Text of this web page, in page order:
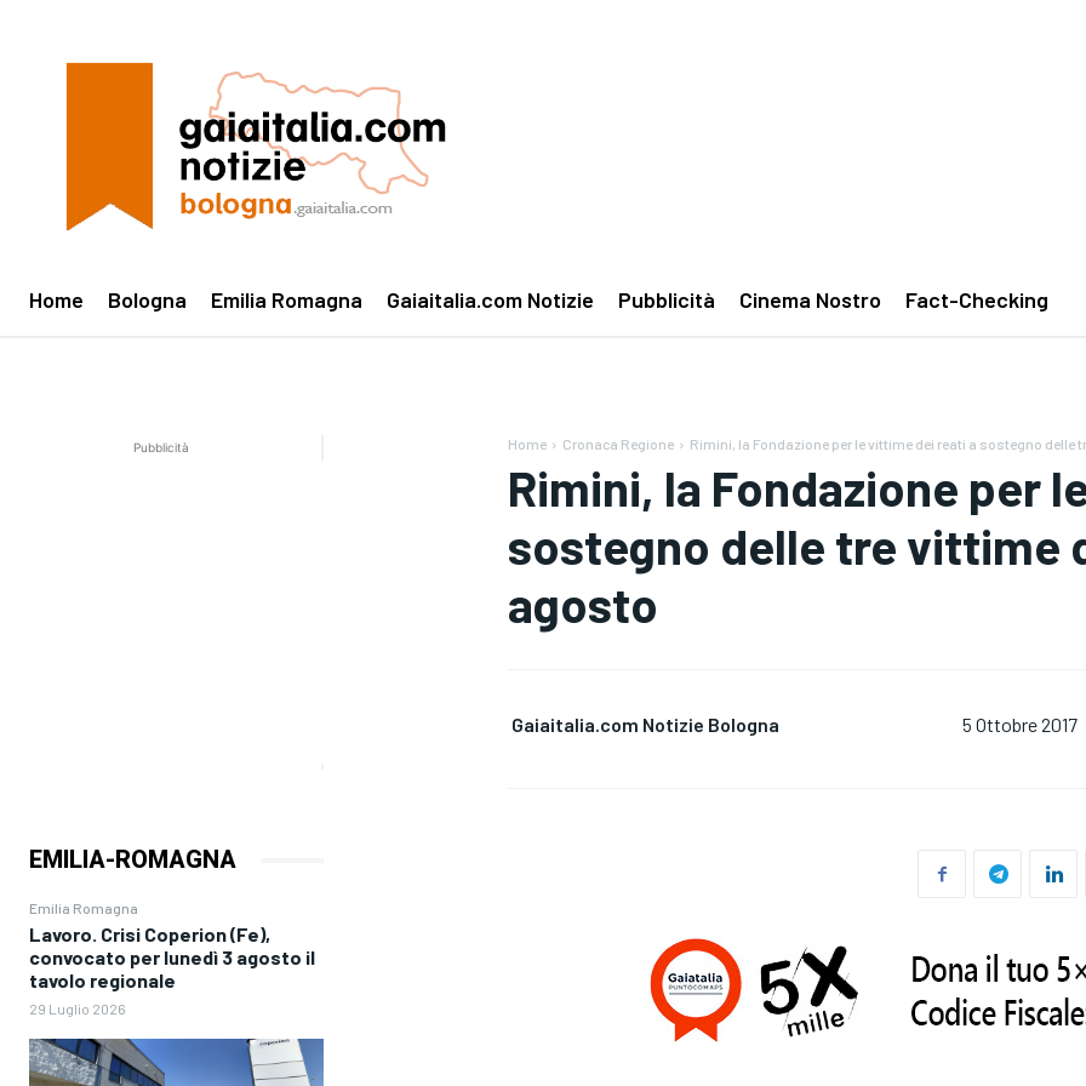
Home Bologna Emilia Romagna Gaiaitalia.com Notizie Pubblicità Cinema Nostro Fact-Checking
Pubblicità
EMILIA-ROMAGNA
Emilia Romagna
Lavoro. Crisi Coperion (Fe),
convocato per lunedì 3 agosto il
tavolo regionale
29 Luglio 2026
Home Cronaca Regione Rimini, la Fondazione per le vittime dei reati a sostegno delle
Rimini, la Fondazione per
sostegno delle tre vittime
agosto
Gaiaitalia.com Notizie Bologna 5 Ottobre 2017